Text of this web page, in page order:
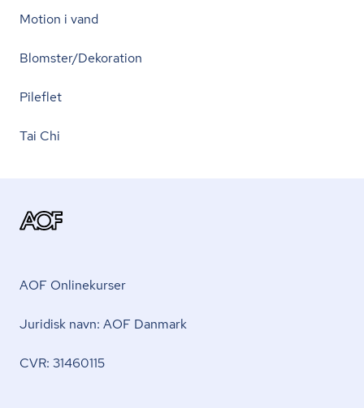
Motion i vand
Blomster/Dekoration
Pileflet
Tai Chi
AOF Onlinekurser
Juridisk navn: AOF Danmark
CVR: 31460115